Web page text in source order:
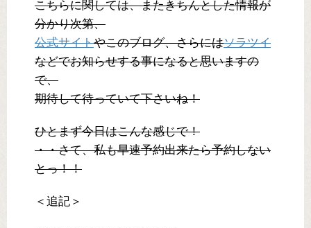
こちらに関しては、またきちんとした情報が
分かり次第、
公式サイトやこのブログ、さらにはソラツイ
などでお知らせする事になると思いますの
で、
期待して待っていて下さいね！
ひとまず今日はこんな感じで！
・・さて、私も早速予約出来たら予約しない
とっ！！
＜追記＞